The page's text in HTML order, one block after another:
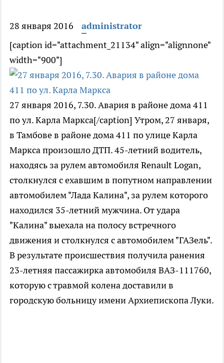
28 января 2016
administrator
[caption id="attachment_21134" align="alignnone"
width="900"]
27 января 2016, 7.30. Авария в районе дома 411
по ул. Карла Маркса[/caption] Утром, 27 января,
в Тамбове в районе дома 411 по улице Карла
Маркса произошло ДТП. 45-летний водитель,
находясь за рулем автомобиля Renault Logan,
столкнулся с ехавшим в попутном направлении
автомобилем "Лада Калина", за рулем которого
находился 35-летний мужчина. От удара
"Калина" выехала на полосу встречного
движения и столкнулся с автомобилем "ГАЗель".
В результате происшествия получила ранения
23-летняя пассажирка автомобиля ВАЗ-111760,
которую с травмой колена доставили в
городскую больницу имени Архиепископа Луки.